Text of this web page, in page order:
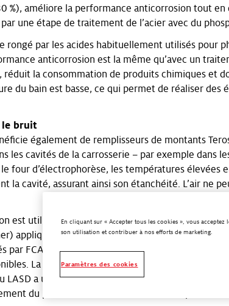
%), améliore la performance anticorrosion tout
une étape de traitement de l’acier avec du
rongé par les acides habituellement utilisés pour
anticorrosion est la même qu’avec un
réduit la consommation de produits chimiques et
du bain est basse, ce qui permet de réaliser des
le bruit
également de remplisseurs de montants
les cavités de la carrosserie – par exemple dans
four d’électrophorèse, les températures
la cavité, assurant ainsi son étanchéité. L’air ne
est utilisé pour la fabrication de la carrosserie : il
appliqué par pulvérisation. Il a été mis au point
par FCA ont montré que ce produit avait un
La totalité du Teroson AL7154 utilisé dans
LASD a un autre point fort : son application peut
du point de vue financier mais aussi pour la
En cliquant sur « Accepter tous les cookies », vous
son utilisation et contribuer à nos efforts de marketing.
Paramètres des cookies